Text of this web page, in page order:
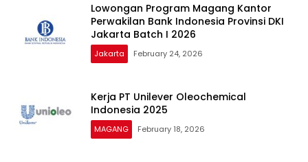
Lowongan Program Magang Kantor
Perwakilan Bank Indonesia Provinsi DKI
Jakarta Batch I 2026
Jakarta February 24, 2026
Kerja PT Unilever Oleochemical
Indonesia 2025
MAGANG February 18, 2026